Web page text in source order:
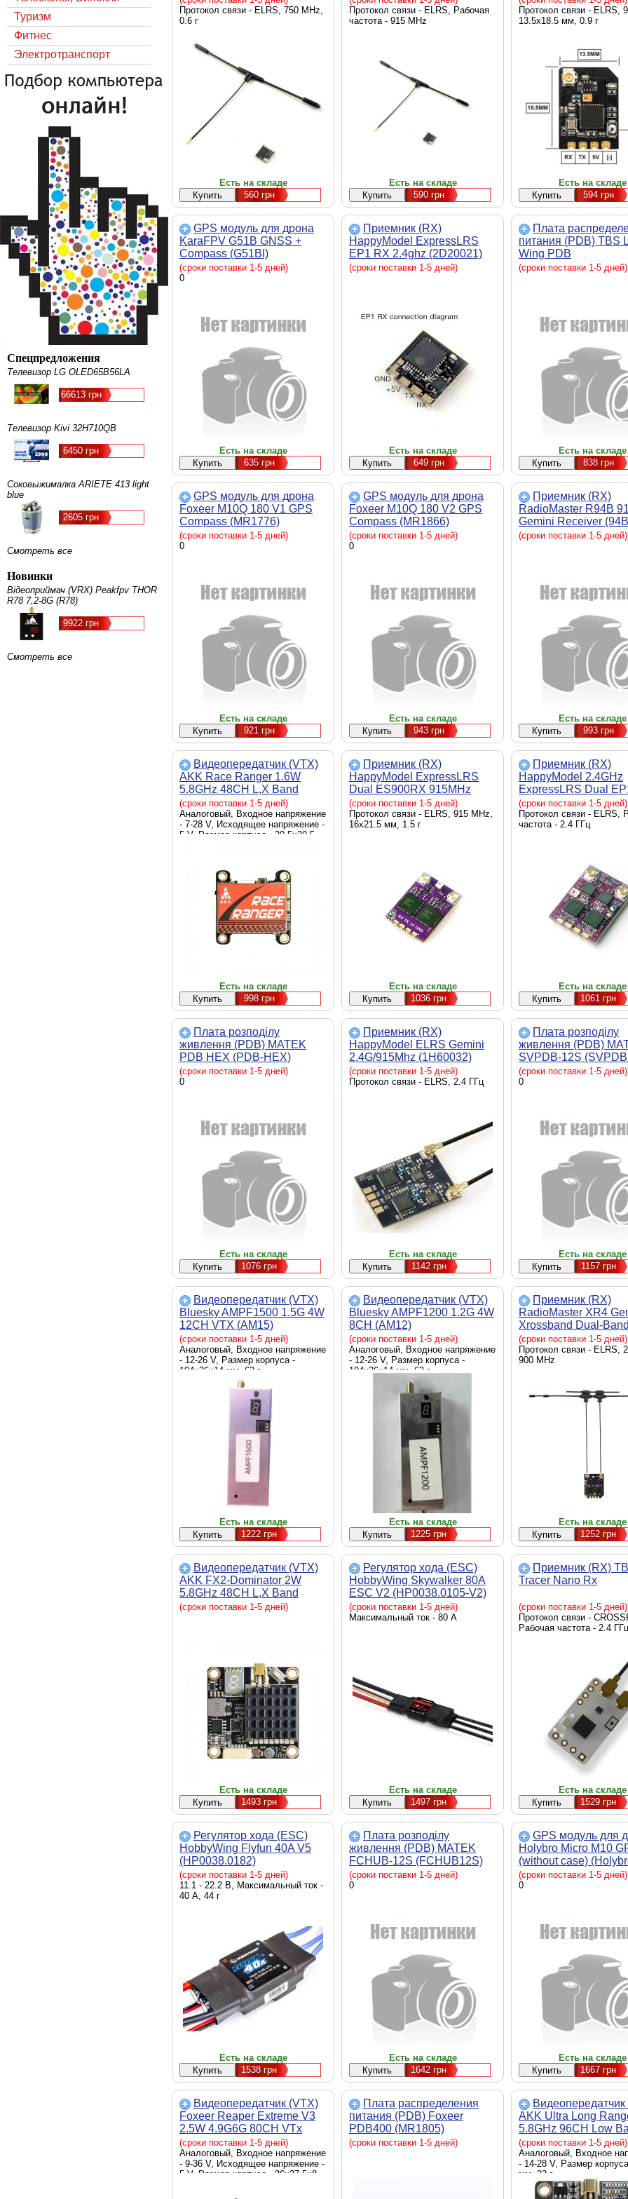
Туризм
Фитнес
Электротранспорт
Спецпредложения
Телевизор LG OLED65B56LA
66613 грн
Телевизор Kivi 32H710QB
6450 грн
Соковыжималка ARIETE 413 light
blue
2605 грн
Смотреть все
Новинки
Відеоприймач (VRX) Peakfpv THOR
R78 7,2-8G (R78)
9922 грн
Смотреть все
Протокол связи - ELRS, 750 MHz,
0.6 г
Есть на складе
560грн
ES900RX/HP037.0185-
FCC/2D20018)
Протокол связи - ELRS, Рабочая
частота - 915 MHz
Есть на складе
590грн
Протокол связи - ELRS,
13.5х18.5 мм, 0.9 г
Есть на складе
594грн
GPS модуль для дрона
KaraFPV G51B GNSS +
Compass (G51BI)
(сроки поставки 1-5 дней)
0
Есть на складе
635грн
Приемник (RX)
HappyModel ExpressLRS
EP1 RX 2.4ghz (2D20021)
(сроки поставки 1-5 дней)
Есть на складе
649грн
Плата
питания (PDB) TBS
Wing PDB
(сроки поставки 1-5 дней)
Есть на складе
838грн
GPS модуль для дрона
Foxeer M10Q 180 V1 GPS
Compass (MR1776)
Супутникові системи
позиціонування - GPS,
передачі - 115200, Напруга
- 5 В, 18 х 18 х 8 мм, 7.5 г
(сроки поставки 1-5 дней)
0
Есть на складе
921грн
GPS модуль для дрона
Foxeer M10Q 180 V2 GPS
Compass (MR1866)
Супутникові системи
позиціонування - GPS,
115200, Напруга - 5 В, 18 х
18 х 8 мм, 7.5 г
(сроки поставки 1-5 дней)
0
Есть на складе
943грн
Приемник (RX)
RadioMaster R94B
Gemini Receiver
(сроки поставки 1-5 дней)
Есть на складе
993грн
Видеопередатчик (VTX)
AKK Race Ranger 1.6W
5.8GHz 48CH L,X Band
(TX1918LX)
(сроки поставки 1-5 дней)
Аналоговый, Входное напряжение
- 7-28 V, Исходящее напряжение -
5 V, Размер корпуса - 30.5х30.5
Есть на складе
998грн
Приемник (RX)
HappyModel ExpressLRS
Dual ES900RX 915MHz
(1H60025)
(сроки поставки 1-5 дней)
Протокол связи - ELRS, 915 MHz,
16х21.5 мм, 1.5 г
Есть на складе
1036 грн
Приемник (RX)
HappyModel 2.4GHz
ExpressLRS Dual
TCXO (2D30063)
(сроки поставки 1-5 дней)
Протокол связи - ELRS,
частота - 2.4 ГГц
Есть на складе
1061 грн
Плата розподілу
живлення (PDB) MATEK
PDB HEX (PDB-HEX)
(сроки поставки 1-5 дней)
0
Есть на складе
1076 грн
Приемник (RX)
HappyModel ELRS Gemini
2.4G/915Mhz (1H60032)
(сроки поставки 1-5 дней)
Протокол связи - ELRS, 2.4 ГГц
Есть на складе
1142грн
Плата розподілу
живлення (PDB)
SVPDB-12S
(сроки поставки 1-5 дней)
0
Есть на складе
1157грн
Видеопередатчик (VTX)
Bluesky AMPF1500 1.5G 4W
12CH VTX (AM15)
(сроки поставки 1-5 дней)
Аналоговый, Входное напряжение
- 12-26 V, Размер корпуса -
104х36х14 мм, 63 г
Есть на складе
1222 грн
Видеопередатчик (VTX)
Bluesky AMPF1200 1.2G 4W
8CH (AM12)
(сроки поставки 1-5 дней)
Аналоговый, Входное напряжение
- 12-26 V, Размер корпуса -
104х36х14 мм, 63 г
Есть на складе
1225 грн
Приемник (RX)
RadioMaster XR4
Xrossband Dual-Band
ExpressLRS Receiver
(сроки поставки 1-5 дней)
Протокол связи - ELRS,
900 MHz
Есть на складе
1252 грн
Видеопередатчик (VTX)
AKK FX2-Dominator 2W
5.8GHz 48CH L,X Band
(TX2000LX)
(сроки поставки 1-5 дней)
Есть на складе
1493 грн
Регулятор хода (ESC)
HobbyWing Skywalker 80A
ESC V2 (HP0038.0105-V2)
(сроки поставки 1-5 дней)
Максимальный ток - 80 А
Есть на складе
1497 грн
Приемник (RX)
Tracer Nano Rx
(сроки поставки 1-5 дней)
Протокол связи -
Рабочая частота - 2.4 ГГц
Есть на складе
1529 грн
Регулятор хода (ESC)
HobbyWing Flyfun 40A V5
(HP0038.0182)
(сроки поставки 1-5 дней)
11.1 - 22.2 В, Максимальный ток -
40 А, 44 г
Есть на складе
1538 грн
Плата розподілу
живлення (PDB) MATEK
FCHUB-12S (FCHUB12S)
(сроки поставки 1-5 дней)
0
Есть на складе
1642 грн
GPS модуль для
Holybro Micro M10
(without case)
Супутникові системи
позиціонування -
115200, Напруга - 4.7
В, 32 х 26 х 9 мм, 14
(сроки поставки 1-5 дней)
0
Есть на складе
1667 грн
Видеопередатчик (VTX)
Foxeer Reaper Extreme V3
2.5W 4.9G6G 80CH VTx
(MR1844)
(сроки поставки 1-5 дней)
Аналоговый, Входное напряжение
- 9-36 V, Исходящее напряжение -
5 V, Размер корпуса - 36х27.5х8
Плата распределения
питания (PDB) Foxeer
PDB400 (MR1805)
(сроки поставки 1-5 дней)
AKK Ultra Long
5.8GHz 96CH Low
(TX3000AC96)
(сроки поставки 1-5 дней)
Аналоговый, Входное
- 14-28 V, Размер
мм, 23 г